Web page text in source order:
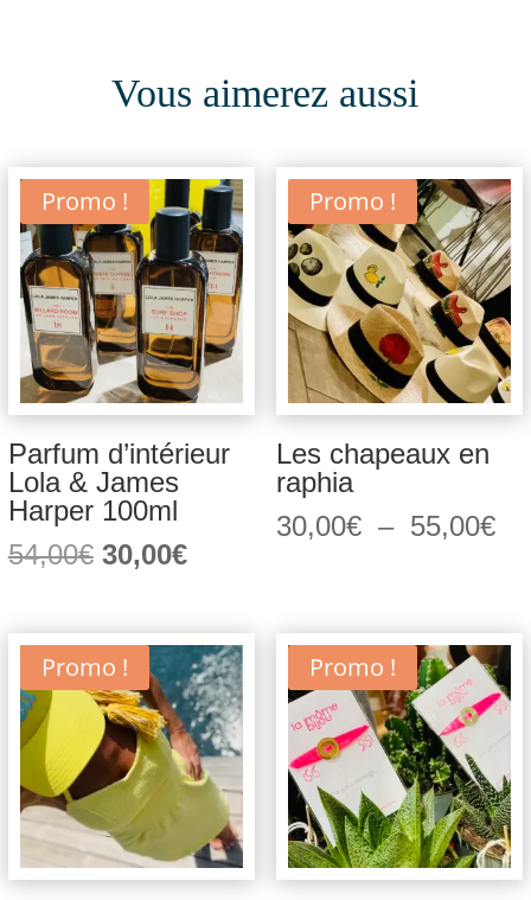
Vous aimerez aussi
Promo !
Parfum d’intérieur
Lola & James
Harper 100ml
54,00€ Le
était :
54,00€.
30,00€Le
est :
30,00€.
Promo !
Les chapeaux en
raphia
30,00€ – 55,00€
à
Promo ! Promo !